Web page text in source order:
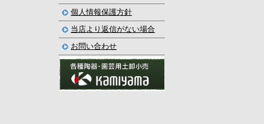
個人情報保護方針
当店より返信がない場合
お問い合わせ